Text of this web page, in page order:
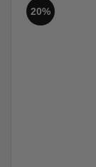
20%